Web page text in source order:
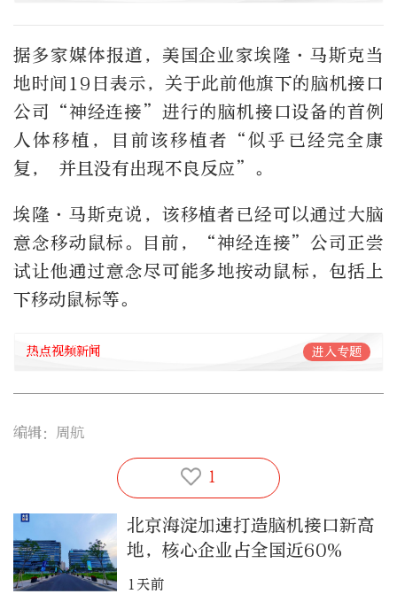
据多家媒体报道，美国企业家埃隆·马斯克当
地时间19日表示，关于此前他旗下的脑机接口
公司“神经连接”进行的脑机接口设备的首例
人体移植，目前该移植者“似乎已经完全康
复， 并且没有出现不良反应”。
埃隆·马斯克说，该移植者已经可以通过大脑
意念移动鼠标。目前，“神经连接”公司正尝
试让他通过意念尽可能多地按动鼠标，包括上
下移动鼠标等。
热点视频新闻 进入专题
编辑：周航
1
北京海淀加速打造脑机接口新高
地，核心企业占全国近60%
1天前